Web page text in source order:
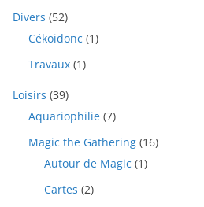
Divers (52)
Cékoidonc (1)
Travaux (1)
Loisirs (39)
Aquariophilie (7)
Magic the Gathering (16)
Autour de Magic (1)
Cartes (2)